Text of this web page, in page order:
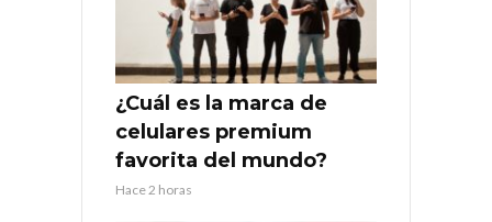
¿Cuál es la marca de
celulares premium
favorita del mundo?
Hace 2 horas